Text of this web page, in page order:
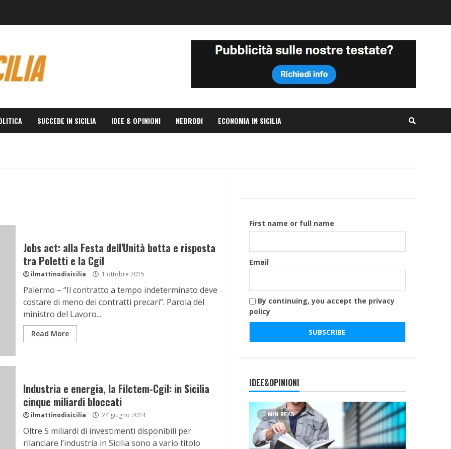
SUCCEDE IN SICILIA IDEE & OPINIONI NEBRODI ECONOMIA IN SICILIA
Jobs act: alla Festa dell'Unità botta e risposta
tra Poletti e la Cgil
ilmattinodisicilia 1 ottobre 2015
Palermo – “Il contratto a tempo indeterminato deve
costare di meno dei contratti precari”. Parola del
ministro del Lavoro...
Read More
Industria e energia, la Filctem-Cgil: in Sicilia
cinque miliardi bloccati
ilmattinodisicilia 24 giugno 2014
Oltre 5 miliardi di investimenti disponibili per
rilanciare l’industria in Sicilia sono a vario titolo
First name or full name
Email
By continuing, you accept the privacy
policy
IDEE&OPINIONI
2 MIN READ